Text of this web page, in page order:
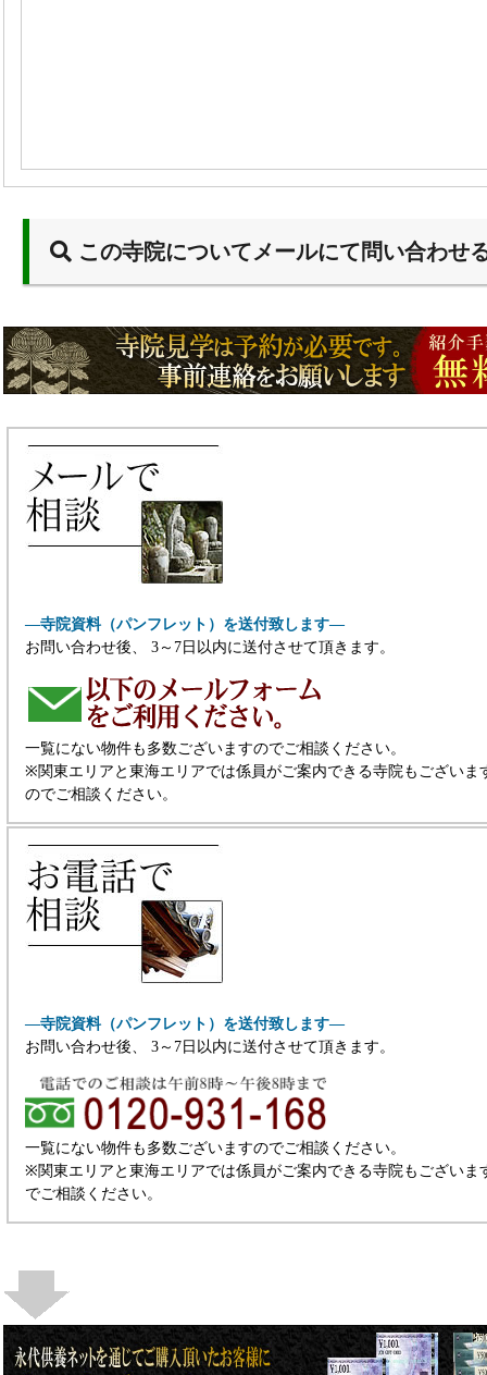
この寺院についてメールにて問い合わせ
―寺院資料（パンフレット）を送付致します―
お問い合わせ後、 3～7日以内に送付させて頂きます。
一覧にない物件も多数ございますのでご相談ください。
※関東エリアと東海エリアでは係員がご案内できる寺院もございま
のでご相談ください。
―寺院資料（パンフレット）を送付致します―
お問い合わせ後、 3～7日以内に送付させて頂きます。
一覧にない物件も多数ございますのでご相談ください。
※関東エリアと東海エリアでは係員がご案内できる寺院もございま
でご相談ください。